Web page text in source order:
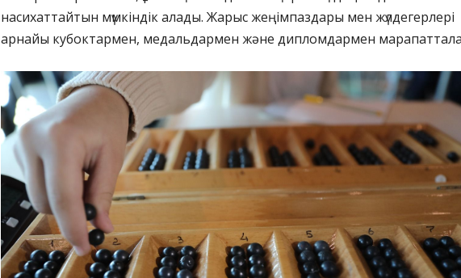
насихаттайтын мүмкіндік алады. Жарыс жеңімпаздары мен жүлдегерлері
арнайы кубоктармен, медальдармен және дипломдармен